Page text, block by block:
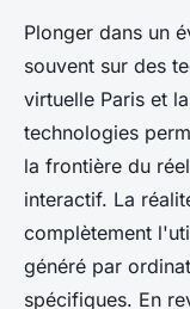
Plonger dans un
souvent sur des
virtuelle Paris et
technologies
la frontière du
interactif. La
complètement
généré par
spécifiques. En